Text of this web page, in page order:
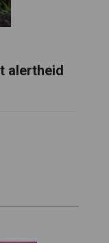
alertheid